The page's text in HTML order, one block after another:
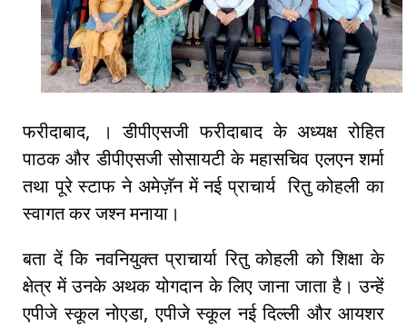
फरीदाबाद, । डीपीएसजी फरीदाबाद के अध्यक्ष रोहित
पाठक और डीपीएसजी सोसायटी के महासचिव एलएन शर्मा
तथा पूरे स्टाफ ने अमेज़ॅन में नई प्राचार्य रितु कोहली का
स्वागत कर जश्न मनाया।
बता दें कि नवनियुक्त प्राचार्या रितु कोहली को शिक्षा के
क्षेत्र में उनके अथक योगदान के लिए जाना जाता है। उन्हें
एपीजे स्कूल नोएडा, एपीजे स्कूल नई दिल्ली और आयशर